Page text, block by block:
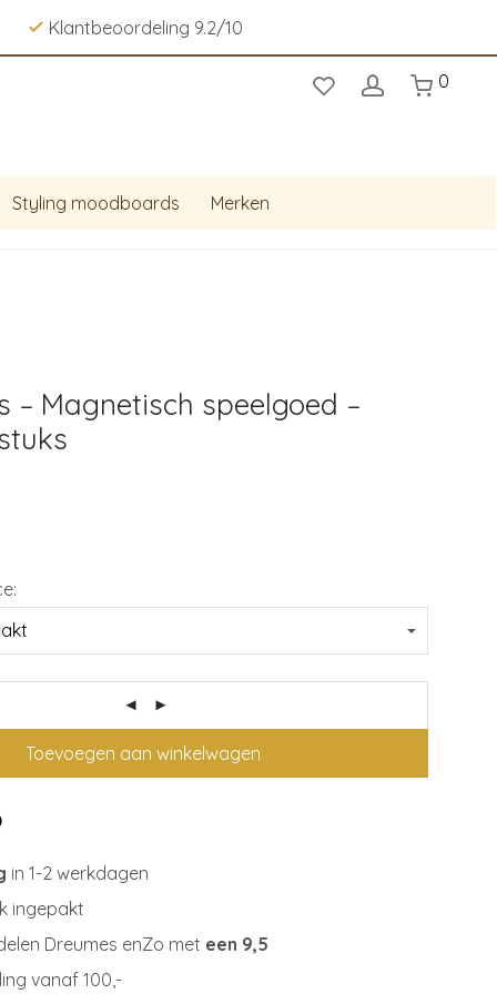
Klantbeoordeling 9.2/10
0
Styling moodboards Merken
– Magnetisch speelgoed –
Toevoegen aan winkelwagen
in 1-2 werkdagen
ingepakt
Dreumes enZo met een 9,5
vanaf 100,-